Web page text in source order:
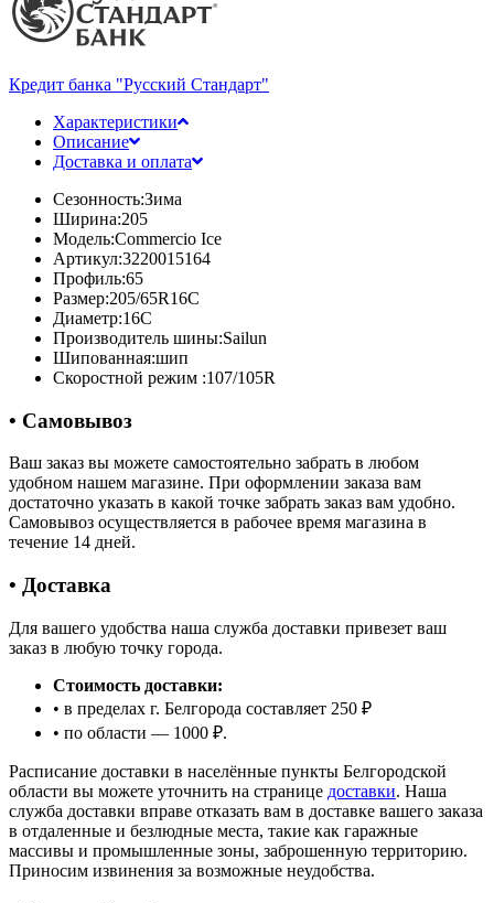
Кредит банка "Русский Стандарт"
Характеристики
Описание
Доставка и оплата
Сезонность:Зима
Ширина:205
Модель:Commercio Ice
Артикул:3220015164
Профиль:65
Размер:205/65R16C
Диаметр:16C
Производитель шины:Sailun
Шипованная:шип
Скоростной режим :107/105R
• Самовывоз
Ваш заказ вы можете самостоятельно забрать в любом
удобном нашем магазине. При оформлении заказа вам
достаточно указать в какой точке забрать заказ вам удобно.
Самовывоз осуществляется в рабочее время магазина в
течение 14 дней.
• Доставка
Для вашего удобства наша служба доставки привезет ваш
заказ в любую точку города.
Стоимость доставки:
• в пределах г. Белгорода составляет 250 ₽
• по области — 1000 ₽.
Расписание доставки в населённые пункты Белгородской
области вы можете уточнить на странице доставки. Наша
служба доставки вправе отказать вам в доставке вашего заказа
в отдаленные и безлюдные места, такие как гаражные
массивы и промышленные зоны, заброшенную территорию.
Приносим извинения за возможные неудобства.